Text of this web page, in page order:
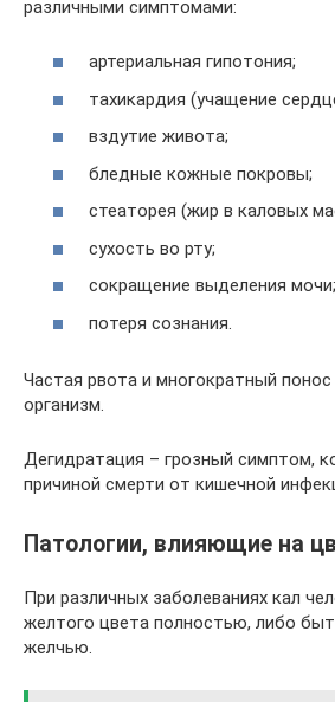
различными симптомами:
артериальная гипотония;
тахикардия (учащение
вздутие живота;
бледные кожные покровы;
стеаторея (жир в каловых
сухость во рту;
сокращение выделения мочи;
потеря сознания.
Частая рвота и многократный
организм.
Дегидратация – грозный симптом,
причиной смерти от кишечной
Патологии, влияющие на
При различных заболеваниях кал
желтого цвета полностью, либо
желчью.